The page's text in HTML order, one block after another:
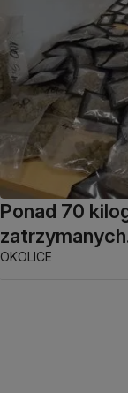
Ponad 70
OKOLICE